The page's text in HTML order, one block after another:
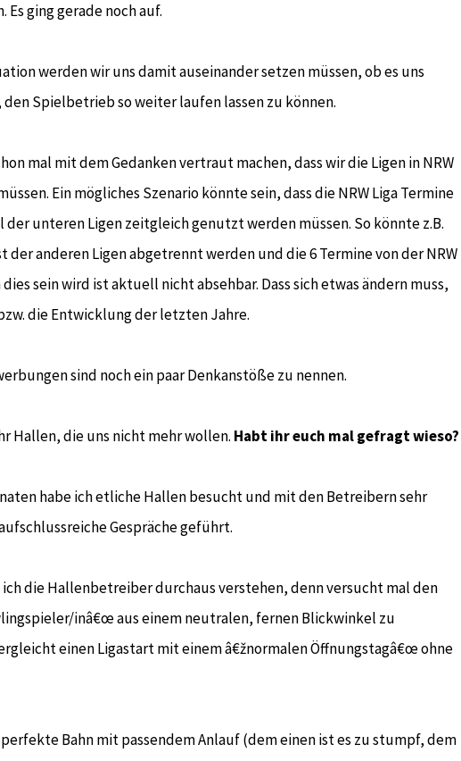
Es ging gerade noch auf.
werden wir uns damit auseinander setzen müssen, ob es uns
Spielbetrieb so weiter laufen lassen zu können.
mal mit dem Gedanken vertraut machen, dass wir die Ligen in NRW
Ein mögliches Szenario könnte sein, dass die NRW Liga Termine
der unteren Ligen zeitgleich genutzt werden müssen. So könnte z.B.
der anderen Ligen abgetrennt werden und die 6 Termine von der NRW
dies sein wird ist aktuell nicht absehbar. Dass sich etwas ändern muss,
die Entwicklung der letzten Jahre.
sind noch ein paar Denkanstöße zu nennen.
Hallen, die uns nicht mehr wollen. Habt ihr euch mal gefragt wieso?
habe ich etliche Hallen besucht und mit den Betreibern sehr
Gespräche geführt.
die Hallenbetreiber durchaus verstehen, denn versucht mal den
inâ€œ aus einem neutralen, fernen Blickwinkel zu
einen Ligastart mit einem â€žnormalen Öffnungstagâ€œ ohne
Bahn mit passendem Anlauf (dem einen ist es zu stumpf, dem